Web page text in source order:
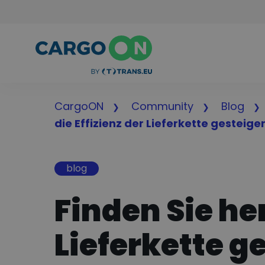
CargoON Community
Blog
die Effizienz der Lieferkette
blog
Finden Sie
Lieferkette